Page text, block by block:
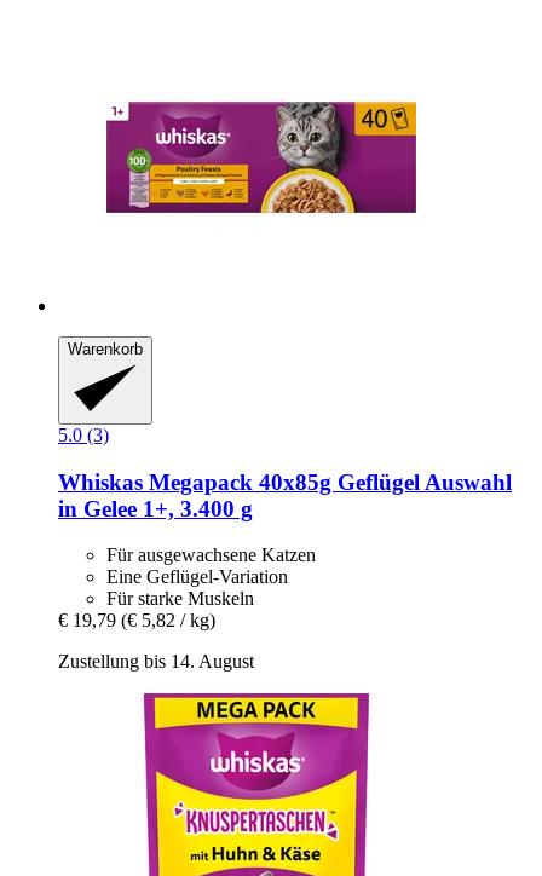
Warenkorb
5.0 (3)
Whiskas Megapack 40x85g Geflügel Auswahl
in Gelee 1+, 3.400 g
Für ausgewachsene Katzen
Eine Geflügel-Variation
Für starke Muskeln
€ 19,79 (€ 5,82 / kg)
Zustellung bis 14. August